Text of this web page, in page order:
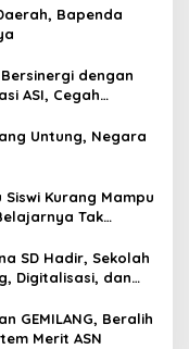
Bapenda
Bersinergi dengan
ASI, Cegah
Untung, Negara
Kurang Mampu
Tak
SD Hadir, Sekolah
Digitalisasi, dan
GEMILANG, Beralih
Merit ASN